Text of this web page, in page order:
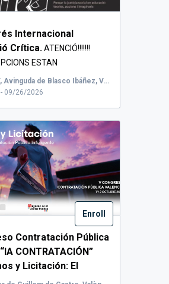
Internacional
Crítica. ATENCIÓ!!!!!!!
ESTAN
«R...
Rectorat UV, Avinguda de Blasco Ibáñez, València, Espanya
09/26/2026
Enroll
Contratación Pública
CONTRATACIÓN”
y Licitación: El
la Contratación